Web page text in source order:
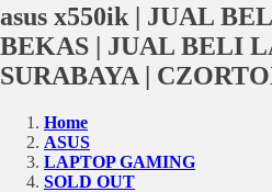
asus x550ik | JUAL
BEKAS | JUAL BELI
SURABAYA |
Home
ASUS
LAPTOP GAMING
SOLD OUT